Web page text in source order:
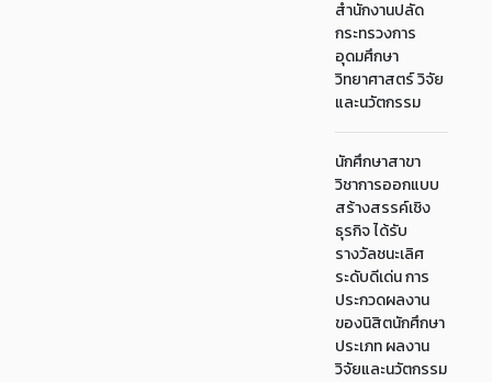
สำนักงานปลัด
กระทรวงการ
อุดมศึกษา
วิทยาศาสตร์ วิจัย
และนวัตกรรม
นักศึกษาสาขา
วิชาการออกแบบ
สร้างสรรค์เชิง
ธุรกิจ ได้รับ
รางวัลชนะเลิศ
ระดับดีเด่น การ
ประกวดผลงาน
ของนิสิตนักศึกษา
ประเภท ผลงาน
วิจัยและนวัตกรรม